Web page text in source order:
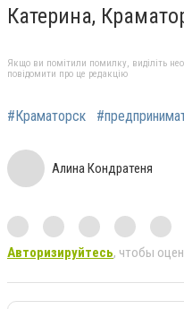
Катерина,
Якщо ви помітили помилку, виділіть
повідомити про це редакцію
#Краматорск
Алина Кондратеня
Авторизируйтесь, чтобы